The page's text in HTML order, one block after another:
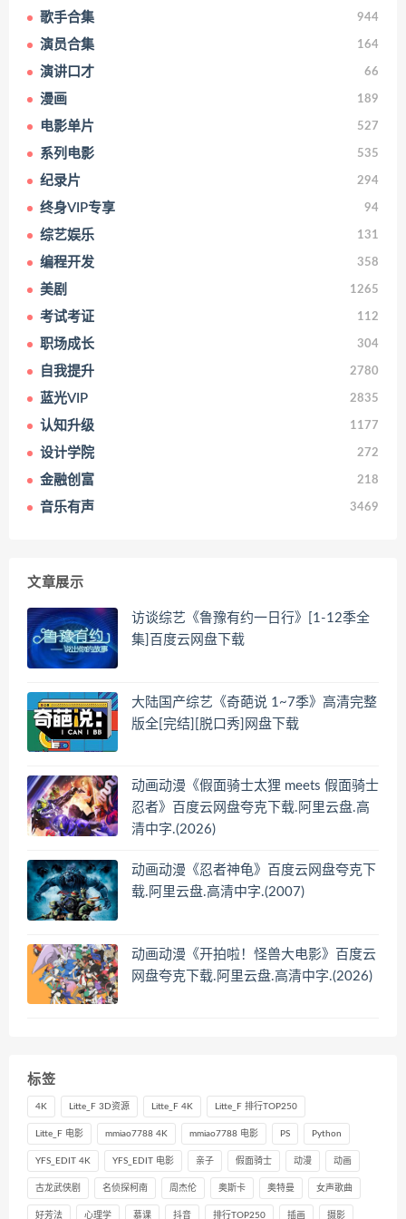
歌手合集 944
演员合集 164
演讲口才 66
漫画 189
电影单片 527
系列电影 535
纪录片 294
终身VIP专享 94
综艺娱乐 131
编程开发 358
美剧 1265
考试考证 112
职场成长 304
自我提升 2780
蓝光VIP 2835
认知升级 1177
设计学院 272
金融创富 218
音乐有声 3469
文章展示
访谈综艺《鲁豫有约一日行》[1-12季全
集]百度云网盘下载
大陆国产综艺《奇葩说 1~7季》高清完整
版全[完结][脱口秀]网盘下载
动画动漫《假面骑士太狸 meets 假面骑士
忍者》百度云网盘夸克下载.阿里云盘.高
清中字.(2026)
动画动漫《忍者神龟》百度云网盘夸克下
载.阿里云盘.高清中字.(2007)
动画动漫《开拍啦！怪兽大电影》百度云
网盘夸克下载.阿里云盘.高清中字.(2026)
标签
4K Litte_F 3D资源 Litte_F 4K Litte_F 排行TOP250
Litte_F 电影 mmiao7788 4K mmiao7788 电影 PS Python
YFS_EDIT 4K YFS_EDIT 电影 亲子 假面骑士 动漫 动画
古龙武侠剧 名侦探柯南 周杰伦 奥斯卡 奥特曼 女声歌曲
好芳法 心理学 慕课 抖音 排行TOP250 插画 摄影